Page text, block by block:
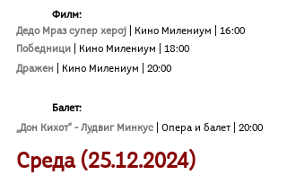
Филм:
Дедо Мраз супер херој
| Кино Милениум | 16:00
Победници
| Кино Милениум | 18:00
Дражен
| Кино Милениум | 20:00
Балет:
„Дон Кихот“ - Лудвиг Минкус
| Опера и балет | 20:00
Среда (25.12.2024)